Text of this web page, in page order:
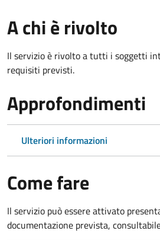
A chi è rivolto
Il servizio è rivolto a tutti i soggetti
requisiti previsti.
Approfondimenti
Ulteriori informazioni
Come fare
Il servizio può essere attivato
documentazione prevista,